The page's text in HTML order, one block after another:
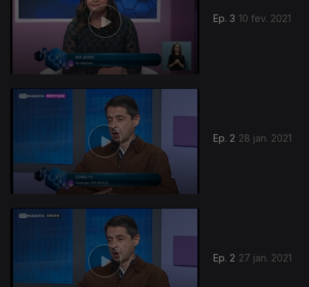
Ep. 3 10 fev. 2021
Ep. 2 28 jan. 2021
Ep. 2 27 jan. 2021